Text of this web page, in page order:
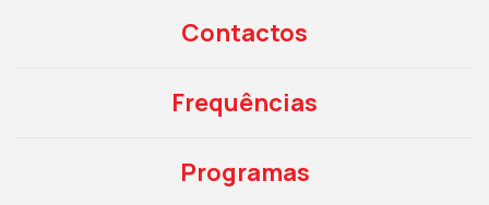
Contactos
Frequências
Programas